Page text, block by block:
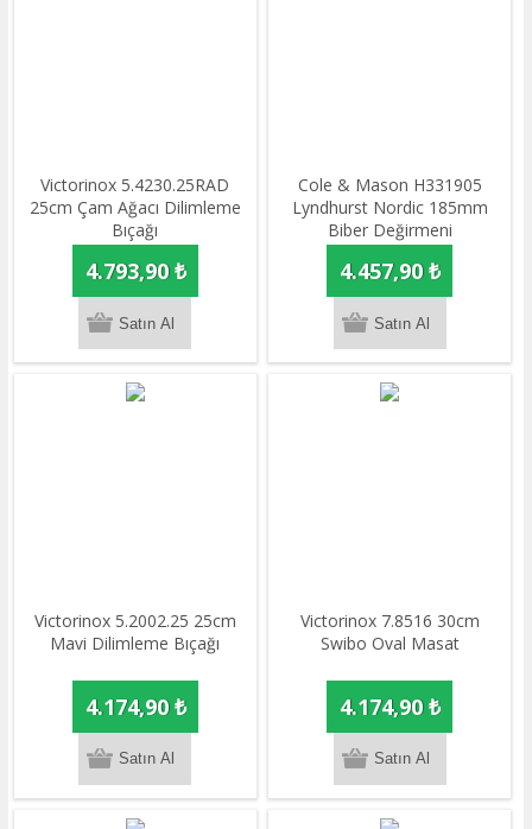
Victorinox 5.4230.25RAD
25cm Çam Ağacı Dilimleme
Bıçağı
4.793,90 ₺
​Cole & Mason H331905
Lyndhurst Nordic 185mm
Biber Değirmeni
4.457,90 ₺
Victorinox 5.2002.25 25cm
Mavi Dilimleme Bıçağı
4.174,90 ₺
​Victorinox 7.8516 30cm
Swibo Oval Masat
4.174,90 ₺